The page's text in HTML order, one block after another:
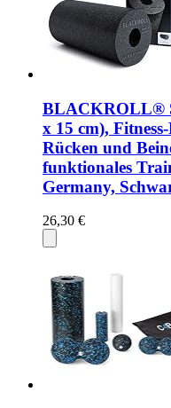
BLACKROLL®
x 15 cm),
Rücken und
funktionales
Germany,
26,30 €